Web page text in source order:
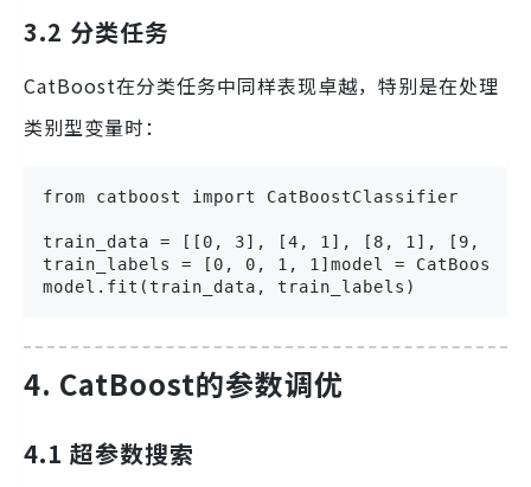
3.2 分类任务
CatBoost在分类任务中同样表现卓越，特别是在处理
类别型变量时：
from catboost import CatBoostClassifier
train_data = [[0, 3], [4, 1], [8, 1], [9, 1]]
train_labels = [0, 0, 1, 1]model =
model.fit(train_data, train_labels)
4. CatBoost的参数调优
4.1 超参数搜索